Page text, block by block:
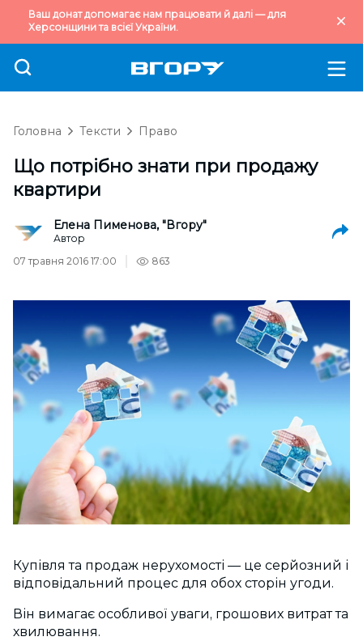
Ваш донат допомагає нам працювати й далі — для
Херсонщини та всієї України.
Головна Тексти Право
Що потрібно знати при продажу
квартири
Елена Пименова, "Вгору"
Автор
07 травня 2016 17:00
863
Купівля та продаж нерухомості — це серйозний і
відповідальний процес для обох сторін угоди.
Він вимагає особливої уваги, грошових витрат та
хвилювання.